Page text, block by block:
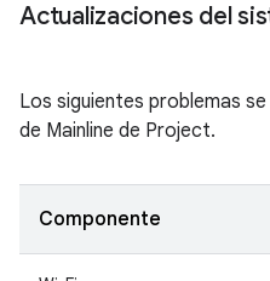
Actualizaciones del
Los siguientes problemas
de Mainline de Project.
Componente